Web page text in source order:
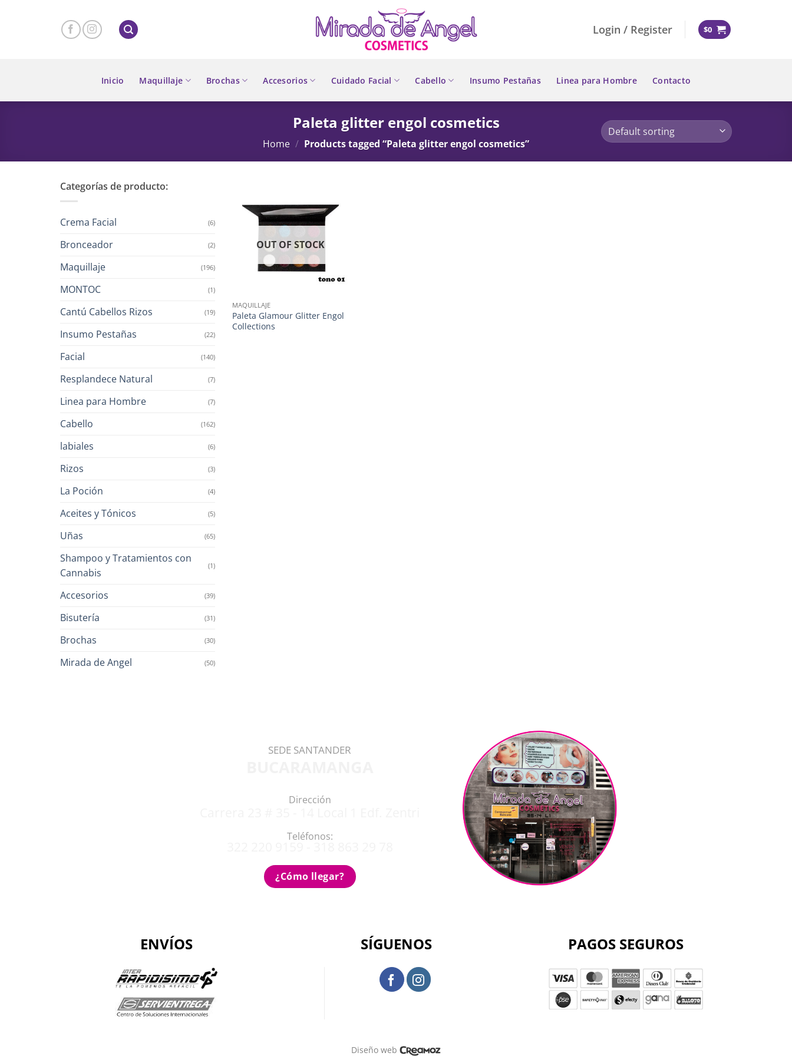
Login / Register $0
Inicio Maquillaje Brochas Accesorios Cuidado Facial Cabello Insumo Pestañas Linea para Hombre Contacto
Paleta glitter engol cosmetics
Home / Products tagged “Paleta glitter engol cosmetics”
Categorías de producto:
Crema Facial (6)
Bronceador (2)
Maquillaje (196)
MONTOC (1)
Cantú Cabellos Rizos (19)
Insumo Pestañas (22)
Facial (140)
Resplandece Natural (7)
Linea para Hombre (7)
Cabello (162)
labiales (6)
Rizos (3)
La Poción (4)
Aceites y Tónicos (5)
Uñas (65)
Shampoo y Tratamientos con
Cannabis
(1)
Accesorios (39)
Bisutería (31)
Brochas (30)
Mirada de Angel (50)
OUT OF STOCK
MAQUILLAJE
Paleta Glamour Glitter Engol
Collections
SEDE SANTANDER
Dirección
Teléfonos:
¿Cómo llegar?
ENVÍOS SÍGUENOS PAGOS SEGUROS
Diseño web